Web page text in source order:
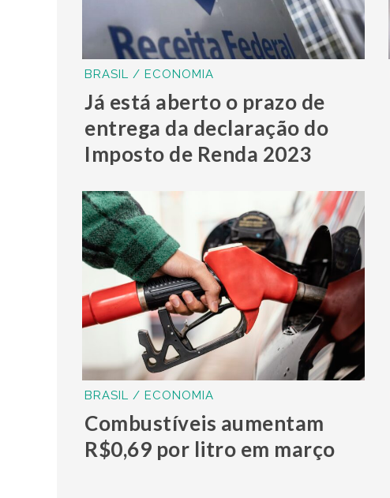
BRASIL / ECONOMIA
Já está aberto o prazo de
entrega da declaração do
Imposto de Renda 2023
BRASIL / ECONOMIA
Combustíveis aumentam
R$0,69 por litro em março